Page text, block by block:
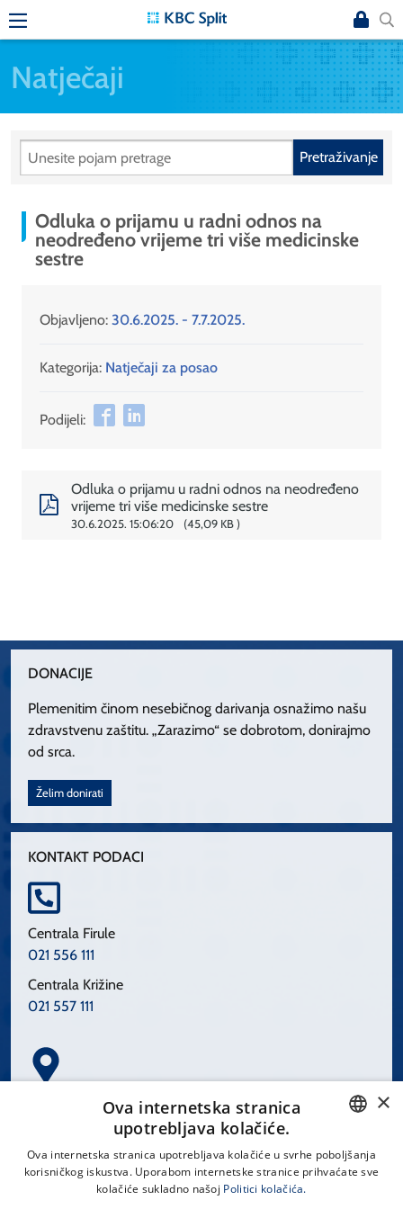
Natječaji
Pretraživanje
Odluka o prijamu u radni odnos na
neodređeno vrijeme tri više medicinske
sestre
Objavljeno: 30.6.2025. - 7.7.2025.
Kategorija: Natječaji za posao
Podijeli:
Odluka o prijamu u radni odnos na neodređeno
vrijeme tri više medicinske sestre
30.6.2025. 15:06:20 45,09 KB
DONACIJE
Plemenitim činom nesebičnog darivanja osnažimo našu
zdravstvenu zaštitu. „Zarazimo“ se dobrotom, donirajmo
od srca.
Želim donirati
KONTAKT PODACI
Centrala Firule
021 556 111
Centrala Križine
021 557 111
Spinčićeva 1, 21000 Split
CROATIAN
×
Ova internetska stranica
upotrebljava kolačiće.
Ova internetska stranica upotrebljava kolačiće u svrhe poboljšanja
korisničkog iskustva. Uporabom internetske stranice prihvaćate sve
kolačiće sukladno našoj Politici kolačića.